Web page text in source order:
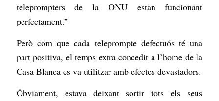
teleprompters de la ONU estan funcionant
perfectament.”
Però com que cada teleprompte defectuós té una
part positiva, el temps extra concedit a l’home de la
Casa Blanca es va utilitzar amb efectes devastadors.
Òbviament, estava deixant sortir tots els seus